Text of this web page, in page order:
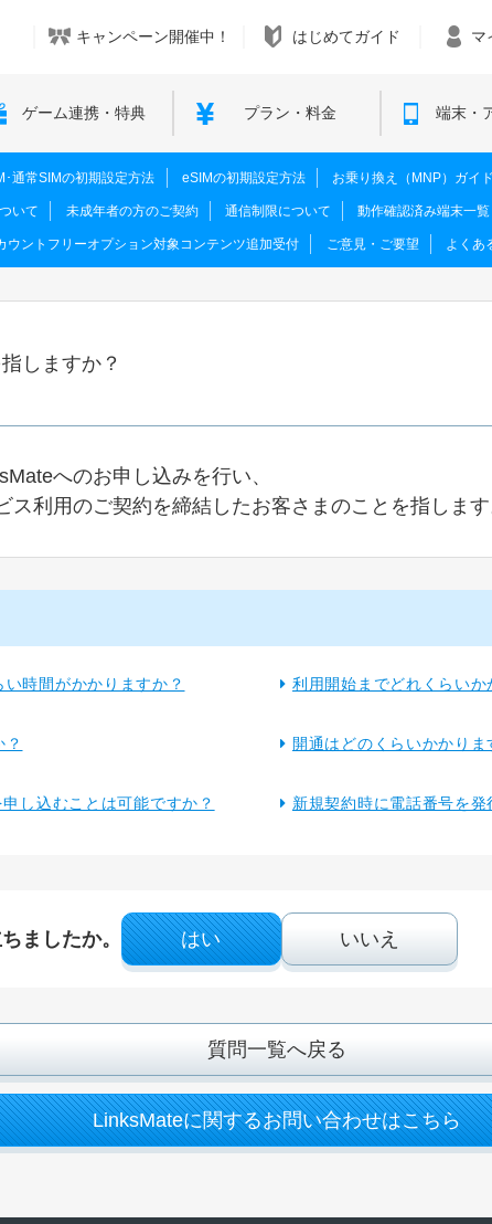
キャンペーン開催中！ はじめてガイド マ
ゲーム連携・特典 プラン・料金 端末・
通常SIMの初期設定方法 eSIMの初期設定方法 お乗り換え（MNP）ガイド
いて 未成年者の方のご契約 通信制限について 動作確認済み端末一覧
ウントフリーオプション対象コンテンツ追加受付 ご意見・ご要望 よくあ
しますか？
へのお申し込みを行い、
ス利用のご契約を締結したお客さまのことを指します
時間がかかりますか？
？
し込むことは可能ですか？
利用開始までどれくらいか
開通はどのくらいかかりま
新規契約時に電話番号を
ましたか。 はい いいえ
質問一覧へ戻る
LinksMateに関するお問い合わせはこちら